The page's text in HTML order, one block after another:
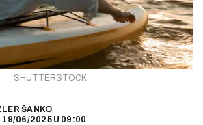
SHUTTERSTOCK
ŠANKO
19/06/2025 U 09:00